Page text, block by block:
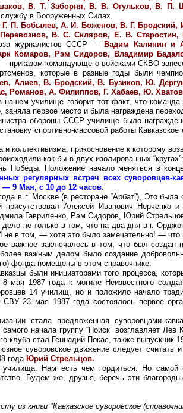
В. Т. Заборня, В. В. Огульков, В.
в Вооруженных Силах.
Г. П. Бобылев, А. И. Боженов, В. Г.
В. С. Скляров, Е. В. Старостин,
журналистов СССР — Вадим Калинин и
Комаров, Рэм Сидоров, Владимир
приказом командующего войсками СКВО
которые в разные годы были
Алиев, В. Бродский, В. Бузиков, Ю.
Романов, А. Филиппов, Г. Хабаев, Ю.
училище говорит тот факт, что
первое место и была награждена
обороны СССР училище было
спортивно-массовой работы
коллективизма, прикосновение к которому
как бы в двух изолированных
Положение начало меняться в
регулярных встреч всех суворовцев-
— 9 Мая, с 10 до 12 часов.
в г. Москве (в ресторане “Арбат”), Это была
присутствовал Алексей Иванович
Гавриленко, Рэм Сидоров, Юрий
не только в том, что на два дня в г.
в том, — хотя это было замечательно! — что
заключалось в том, что был создан
важным делом было создание
фонда помещены в этом справочнике.
были инициаторами того процесса,
мая 1987 года к могиле Неизвестного
14 училищ, но и положило начало
23 мая 1987 года состоялось первое
стала предложенная суворовцами-
начала группу “Поиск” возглавляет
клуба стал Геннадий Покас, также выпускник
суворовское движение следует считать
года Юрий Стрельцов.
Нам есть чем гордиться. Но самой
Будем же, друзья, беречь эти
из книги "Кавказское суворовское